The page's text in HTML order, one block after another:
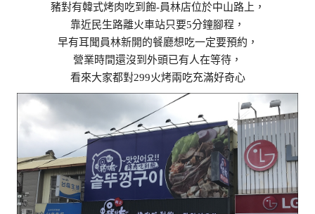
豬對有韓式烤肉吃到飽-員林店位於中山路上，
靠近民生路離火車站只要5分鐘腳程，
早有耳聞員林新開的餐廳想吃一定要預約，
營業時間還沒到外頭已有人在等待，
看來大家都對299火烤兩吃充滿好奇心